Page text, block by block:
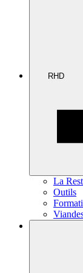
RHD
La
Outils